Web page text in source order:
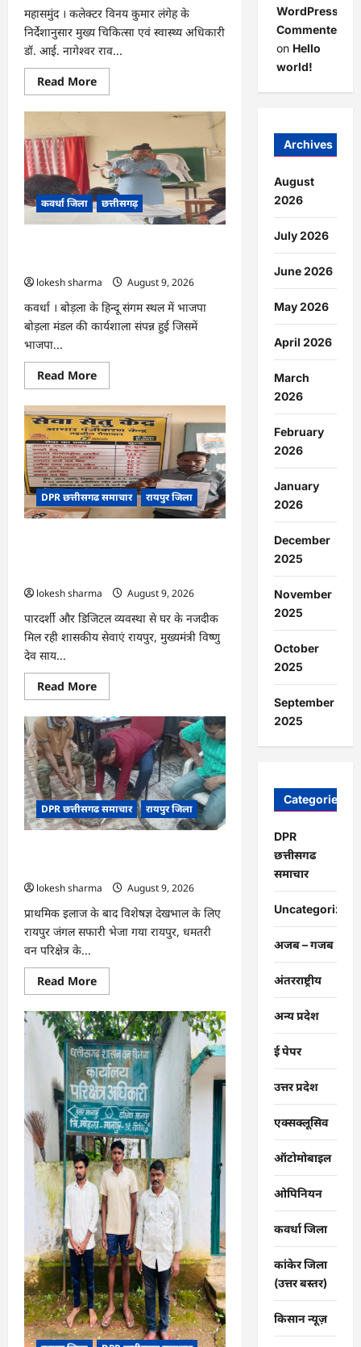
महासमुंद । कलेक्टर विनय कुमार लंगेह के
निर्देशानुसार मुख्य चिकित्सा एवं स्वास्थ्य अधिकारी
डॉ. आई. नागेश्वर राव...
Read MoreRead
more
CG
कृमि
मुक्ति
दिवस
10
अगस्त
को,
17
अगस्त
राउंड…
कवर्धा जिला छत्तीसगढ़
lokesh sharma
August 9, 2026
कवर्धा । बोड़ला के हिन्दू संगम स्थल में भाजपा
बोड़ला मंडल की कार्यशाला संपन्न हुई जिसमें
भाजपा...
Read MoreRead
more
CG
:
हमारी
आन,
बान
और
शान
है
तिरंगा
:
जसविंदर
DPR छत्तीसगढ समाचार रायपुर जिला
lokesh sharma
August 9, 2026
पारदर्शी और डिजिटल व्यवस्था से घर के नजदीक
मिल रही शासकीय सेवाएं रायपुर, मुख्यमंत्री विष्णु
देव साय...
Read MoreRead
more
CG
सेवा
सेतु
बना
विद्यार्थियों
के
भविष्य
का
संबल,
छात्रा
मिला
प्रमाण
पत्र
DPR छत्तीसगढ समाचार रायपुर जिला
lokesh sharma
August 9, 2026
प्राथमिक इलाज के बाद विशेषज्ञ देखभाल के लिए
रायपुर जंगल सफारी भेजा गया रायपुर, धमतरी
वन परिक्षेत्र के...
Read MoreRead
more
CG
:
गंगरेल
के
जंगलों
से
गहरे
जख्मों
के
साथ
रेस्क्यू
हुआ
अजगर…
WordPress
Commenter
on Hello
world!
Archives
August
2026
July 2026
June 2026
May 2026
April 2026
March
2026
February
2026
January
2026
December
2025
November
2025
October
2025
September
2025
Categories
DPR
छत्तीसगढ
समाचार
Uncategorized
अजब – गजब
अंतरराष्ट्रीय
अन्य प्रदेश
ई पेपर
उत्तर प्रदेश
एक्सक्लूसिव
ऑटोमोबाइल
ओपिनियन
कवर्धा जिला
कांकेर जिला
(उत्तर बस्तर)
किसान न्यूज़